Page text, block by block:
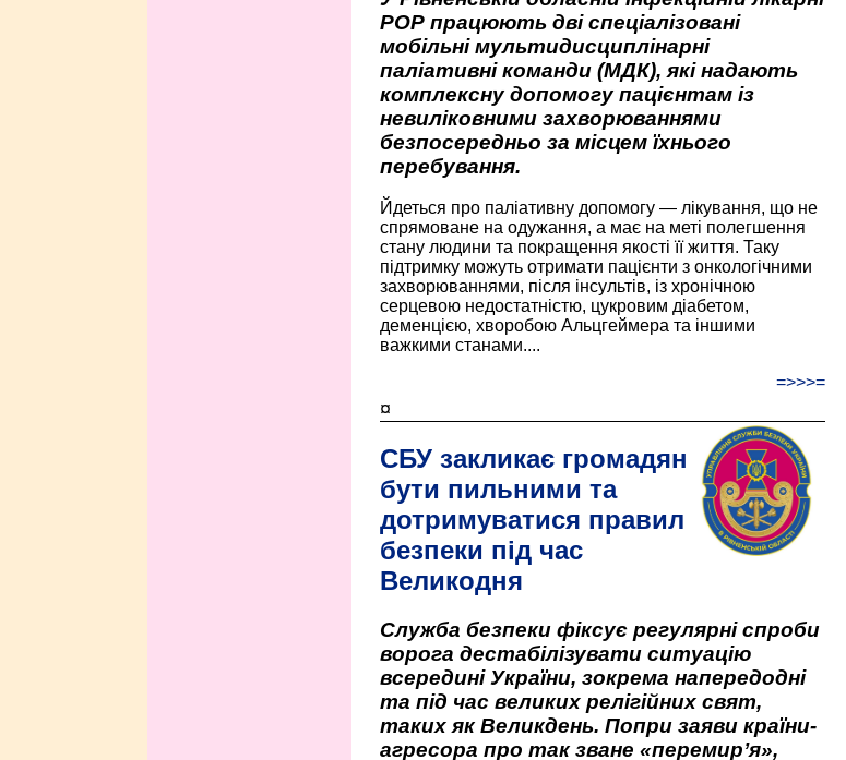
РОР працюють дві спеціалізовані
мобільні мультидисциплінарні
паліативні команди (МДК), які надають
комплексну допомогу пацієнтам із
невиліковними захворюваннями
безпосередньо за місцем їхнього
перебування.
Йдеться про паліативну допомогу — лікування, що не
спрямоване на одужання, а має на меті полегшення
стану людини та покращення якості її життя. Таку
підтримку можуть отримати пацієнти з онкологічними
захворюваннями, після інсультів, із хронічною
серцевою недостатністю, цукровим діабетом,
деменцією, хворобою Альцгеймера та іншими
важкими станами....
=>>>=
¤
СБУ закликає громадян
бути пильними та
дотримуватися правил
безпеки під час
Великодня
Служба безпеки фіксує регулярні спроби
ворога дестабілізувати ситуацію
всередині України, зокрема напередодні
та під час великих релігійних свят,
таких як Великдень. Попри заяви країни-
агресора про так зване «перемир’я»,